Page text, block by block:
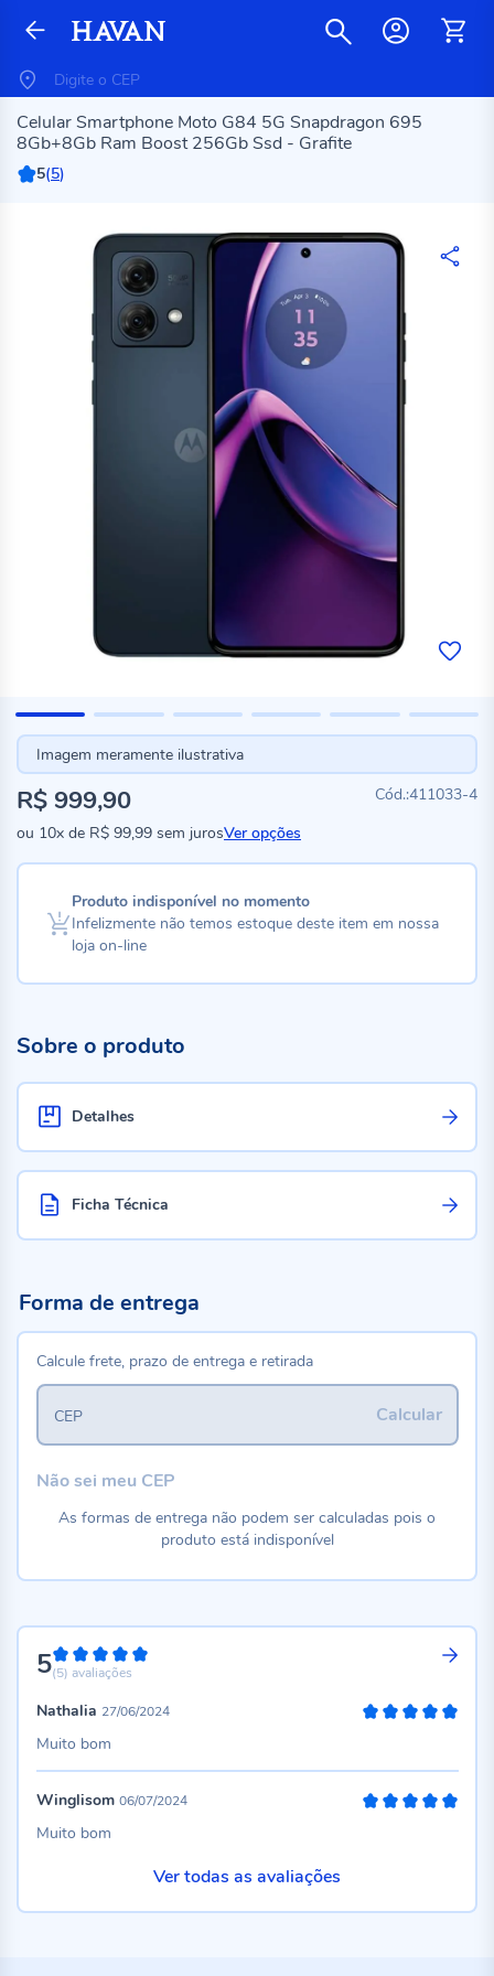
Celular Smartphone Moto G84 5G Snapdragon 695
8Gb+8Gb Ram Boost 256Gb Ssd - Grafite
5(5)
Imagem meramente ilustrativa
411033-4
R$ 999,90
ou 10x de R$ 99,99 sem jurosVer opções
Produto indisponível no momento
Infelizmente não temos estoque deste item em nossa
loja on-line
Sobre o produto
Detalhes
Ficha Técnica
5100%
(5) avaliações
Nathalia 27/06/2024
Muito bom
Winglisom 06/07/2024
Muito bom
Ver todas as avaliações
Forma de entrega
Calcule frete, prazo de entrega e retirada
Calcular
CEP
Não sei meu CEP
As formas de entrega não podem ser calculadas pois o
produto está indisponível